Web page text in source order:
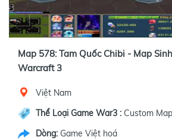
Map 578: Tam Quốc Chibi - Map
Warcraft 3
Việt Nam
Thể Loại Game War3 : Custom Map
Dòng: Game Việt hoá